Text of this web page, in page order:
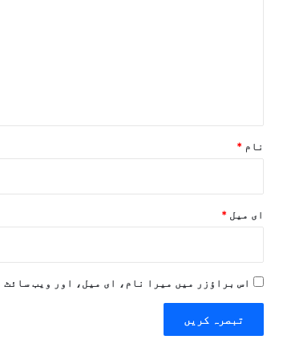
نام *
ای میل *
اس براؤزر میں میرا نام، ای میل، اور ویب